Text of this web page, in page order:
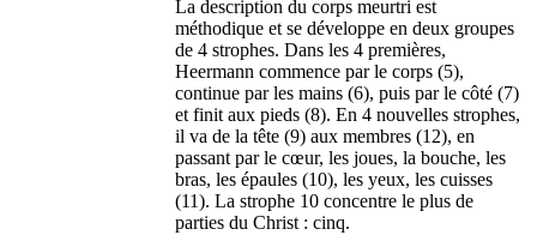
La description du corps meurtri est
méthodique et se développe en deux groupes
de 4 strophes. Dans les 4 premières,
Heermann commence par le corps (5),
continue par les mains (6), puis par le côté (7)
et finit aux pieds (8). En 4 nouvelles strophes,
il va de la tête (9) aux membres (12), en
passant par le cœur, les joues, la bouche, les
bras, les épaules (10), les yeux, les cuisses
(11). La strophe 10 concentre le plus de
parties du Christ : cinq.